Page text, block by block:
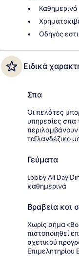
Καθημερινά
Οδηγός
Ειδικά
Σπα
Οι πελάτες
υπηρεσίες σπα
ταϊλανδέζικο
Γεύματα
Lobby All Day
καθημερινά
Βραβεία και
Χωρίς σήμα
πιστοποιηθεί
σχετικού
Επιμελητηρίου